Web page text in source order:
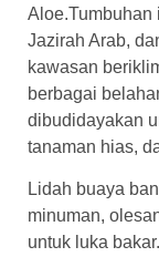
Aloe.Tumbuhan
Jazirah Arab,
kawasan
berbagai
dibudidayakan
tanaman hias,
Lidah buaya
minuman,
untuk luka